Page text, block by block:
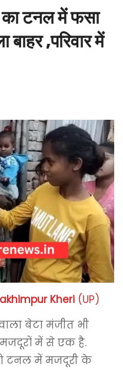
टनल में फसा
बाहर ,परिवार में
Kheri (UP)
बेटा मंजीत भी
में से एक है.
टनल में मजदूरी के